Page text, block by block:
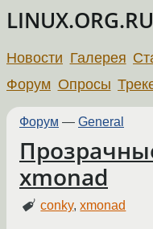
LINUX.ORG.RU
Новости Галерея
Форум Опросы
Форум — General
xmonad
conky,xmonad